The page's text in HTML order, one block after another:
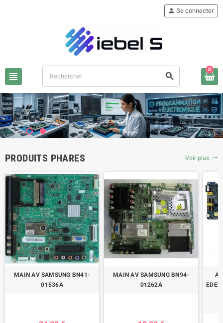
view_headline search
person Se connecter
0
PRODUITS PHARES Voir plus trending_flat
MAIN AV SAMSUNG BN41-
01536A
MAIN AV SAMSUNG BN94-
01262A